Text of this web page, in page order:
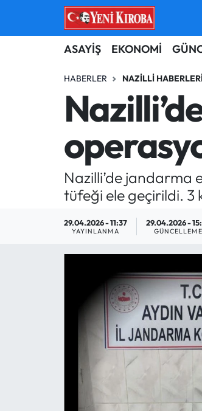
ASAYİŞ EKONOMİ
HABERLER NAZILLI
Nazilli’de
tüfeği ele geçirildi. 3
29.04.2026 - 11:37
YAYINLANMA
29.04.2026 -
GÜNCELLEME
ASAYİŞ
BİLİM-TEKNOLOJİ
DÜNYA
EĞİTİM
EKONOMİ
GÜNCEL
Aydın Nöbetçi Eczaneler
Aydın Hava Durumu
Aydin Namaz Vakitleri
Aydın Trafik Yoğunluk Haritası
Süper Lig Puan Durumu ve Fikstür
Tüm Manşetler
Son Dakika Haberleri